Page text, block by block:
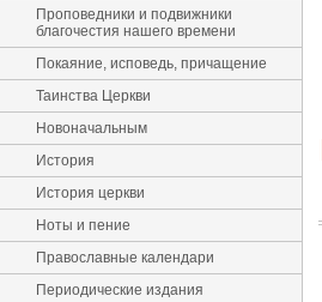
Проповедники и подвижники
благочестия нашего времени
Покаяние, исповедь, причащение
Таинства Церкви
Новоначальным
История
История церкви
Ноты и пение
Православные календари
Периодические издания